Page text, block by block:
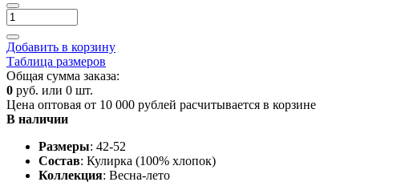
Добавить в корзину
Таблица размеров
Общая сумма заказа:
0 руб. или 0 шт.
Цена оптовая от 10 000 рублей расчитывается в корзине
В наличии
Размеры: 42-52
Состав: Кулирка (100% хлопок)
Коллекция: Весна-лето